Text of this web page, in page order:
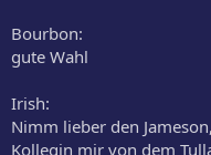
Bourbon:
gute Wahl
Irish:
Nimm lieber den
Kollegin mir von dem